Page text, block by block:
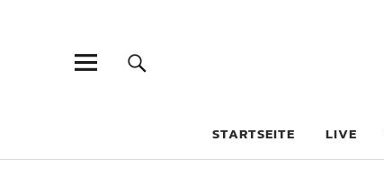
STARTSEITE LIVE